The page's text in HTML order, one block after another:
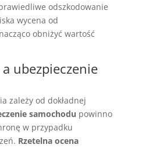
odszkodowanie
wycena od
obniżyć wartość
ubezpieczenie
zależy od dokładnej
samochodu powinno
w przypadku
Rzetelna ocena